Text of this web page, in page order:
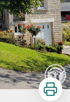
Imprimer